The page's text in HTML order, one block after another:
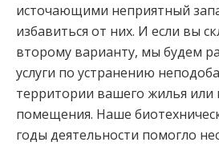
источающими неприятный
избавиться от них. И если вы
второму варианту, мы будем
услуги по устранению
территории вашего жилья или
помещения. Наше
годы деятельности помогло